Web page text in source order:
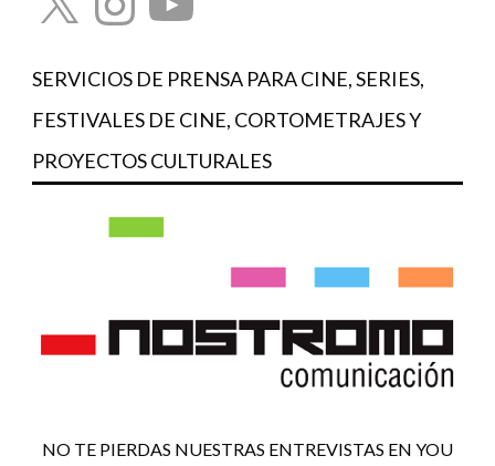
SERVICIOS DE PRENSA PARA CINE, SERIES,
FESTIVALES DE CINE, CORTOMETRAJES Y
PROYECTOS CULTURALES
NO TE PIERDAS NUESTRAS ENTREVISTAS EN YOU